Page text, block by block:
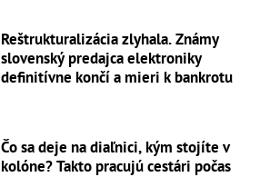
Reštrukturalizácia zlyhala. Známy
slovenský predajca elektroniky
definitívne končí a mieri k bankrotu
Čo sa deje na diaľnici, kým stojíte v
kolóne? Takto pracujú cestári počas